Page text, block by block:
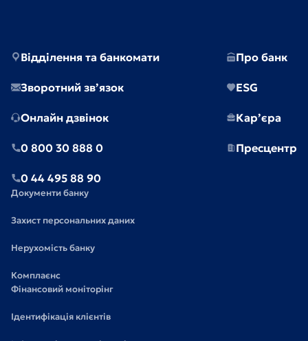
Відділення та банкомати
Зворотний зв’язок
Онлайн дзвінок
0 800 30 888 0
0 44 495 88 90
Про банк
ESG
Кар’єра
Пресцентр
Документи банку
Захист персональних даних
Нерухомість банку
Комплаєнс
Фінансовий моніторінг
Ідентифікація клієнтів